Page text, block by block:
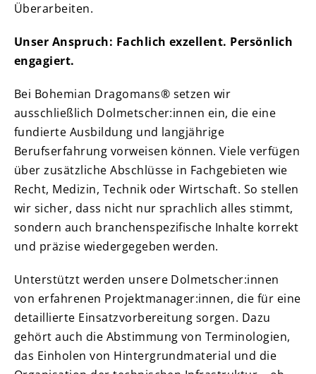
Überarbeiten.
Unser Anspruch: Fachlich exzellent. Persönlich
engagiert.
Bei Bohemian Dragomans® setzen wir
ausschließlich Dolmetscher:innen ein, die eine
fundierte Ausbildung und langjährige
Berufserfahrung vorweisen können. Viele verfügen
über zusätzliche Abschlüsse in Fachgebieten wie
Recht, Medizin, Technik oder Wirtschaft. So stellen
wir sicher, dass nicht nur sprachlich alles stimmt,
sondern auch branchenspezifische Inhalte korrekt
und präzise wiedergegeben werden.
Unterstützt werden unsere Dolmetscher:innen
von erfahrenen Projektmanager:innen, die für eine
detaillierte Einsatzvorbereitung sorgen. Dazu
gehört auch die Abstimmung von Terminologien,
das Einholen von Hintergrundmaterial und die